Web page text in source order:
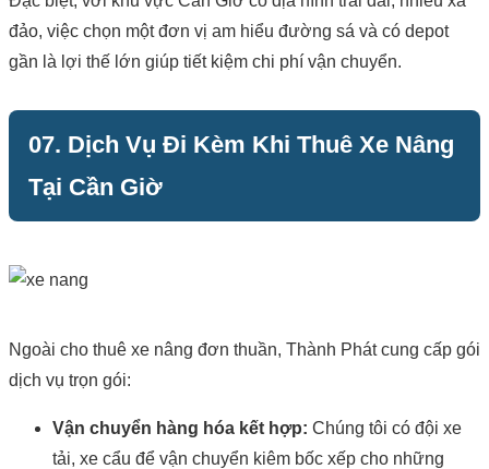
đảo, việc chọn một đơn vị am hiểu đường sá và có depot
gần là lợi thế lớn giúp tiết kiệm chi phí vận chuyển.
07. Dịch Vụ Đi Kèm Khi Thuê Xe Nâng
Tại Cần Giờ
Ngoài cho thuê xe nâng đơn thuần, Thành Phát cung cấp gói
dịch vụ trọn gói:
Vận chuyển hàng hóa kết hợp: Chúng tôi có đội xe
tải, xe cẩu để vận chuyển kiêm bốc xếp cho những